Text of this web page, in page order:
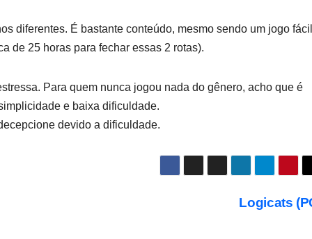
diferentes. É bastante conteúdo, mesmo sendo um jogo
de 25 horas para fechar essas 2 rotas).
Para quem nunca jogou nada do gênero, acho que é
e baixa dificuldade.
devido a dificuldade.
Logicats